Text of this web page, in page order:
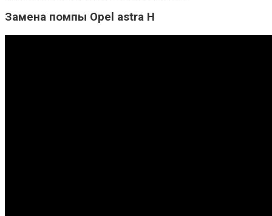
Замена помпы Opel astra H